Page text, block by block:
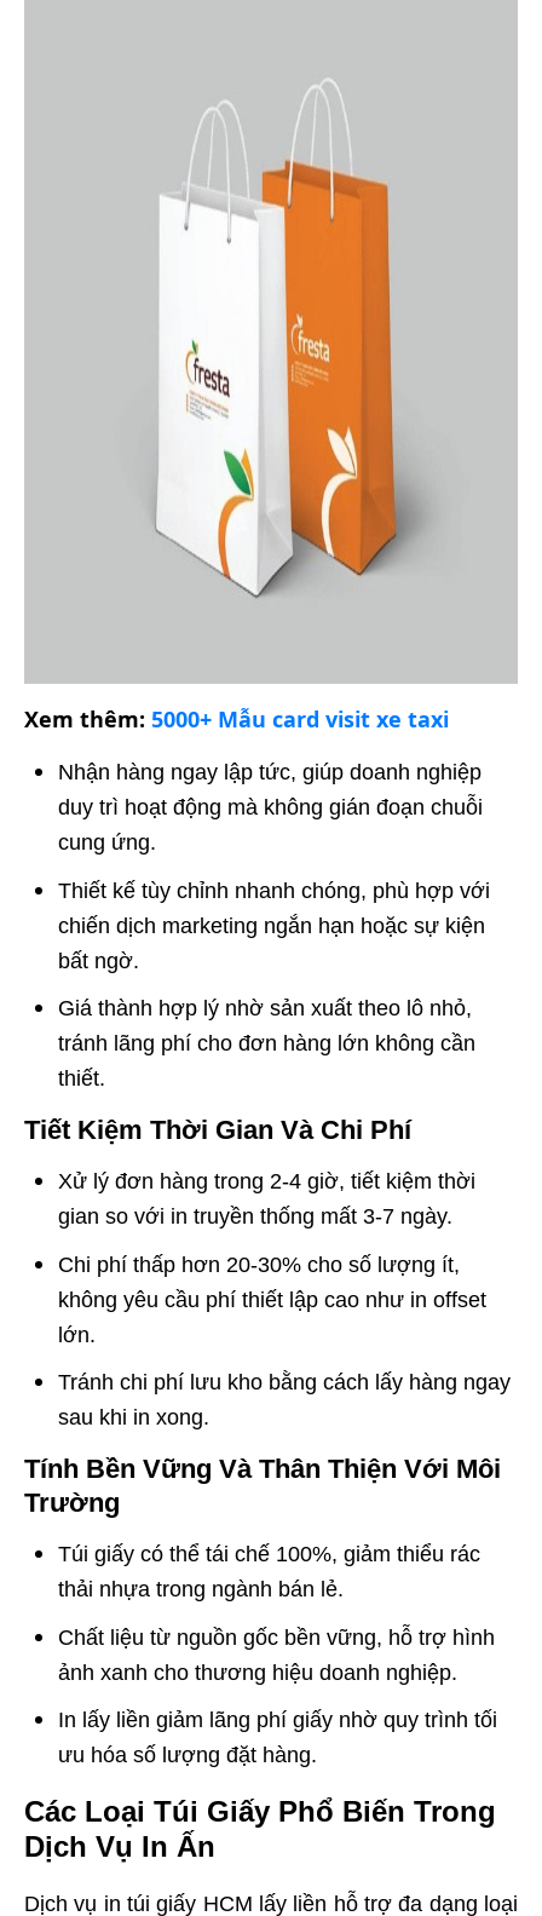
Xem thêm: 5000+ Mẫu card visit xe taxi
Nhận hàng ngay lập tức, giúp doanh nghiệp
duy trì hoạt động mà không gián đoạn chuỗi
cung ứng.
Thiết kế tùy chỉnh nhanh chóng, phù hợp với
chiến dịch marketing ngắn hạn hoặc sự kiện
bất ngờ.
Giá thành hợp lý nhờ sản xuất theo lô nhỏ,
tránh lãng phí cho đơn hàng lớn không cần
thiết.
Tiết Kiệm Thời Gian Và Chi Phí
Xử lý đơn hàng trong 2-4 giờ, tiết kiệm thời
gian so với in truyền thống mất 3-7 ngày.
Chi phí thấp hơn 20-30% cho số lượng ít,
không yêu cầu phí thiết lập cao như in offset
lớn.
Tránh chi phí lưu kho bằng cách lấy hàng ngay
sau khi in xong.
Tính Bền Vững Và Thân Thiện Với Môi
Trường
Túi giấy có thể tái chế 100%, giảm thiểu rác
thải nhựa trong ngành bán lẻ.
Chất liệu từ nguồn gốc bền vững, hỗ trợ hình
ảnh xanh cho thương hiệu doanh nghiệp.
In lấy liền giảm lãng phí giấy nhờ quy trình tối
ưu hóa số lượng đặt hàng.
Các Loại Túi Giấy Phổ Biến Trong
Dịch Vụ In Ấn
Dịch vụ in túi giấy HCM lấy liền hỗ trợ đa dạng loại